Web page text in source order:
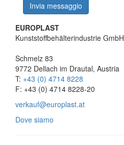
EUROPLAST
Kunststoffbehälterindustrie GmbH
Schmelz 83
9772 Dellach im Drautal, Austria
T: +43 (0) 4714 8228
F: +43 (0) 4714 8228-20
verkauf@europlast.at
Dove siamo